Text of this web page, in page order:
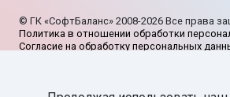
© ГК «СофтБаланс» 2008-2026 Все права
Политика в отношении обработки
Согласие на обработку персональных